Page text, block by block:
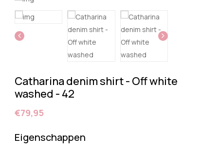
Catharina denim shirt - Off white
washed - 42
€79,95
Eigenschappen